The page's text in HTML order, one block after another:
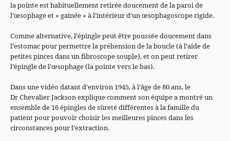
la pointe est habituellement retirée doucement de la paroi de
l’œsophage et « gainée » à l’intérieur d’un œsophagoscope rigide.
Comme alternative, l’épingle peut être poussée doucement dans
l’estomac pour permettre la préhension de la boucle (à l’aide de
petites pinces dans un fibroscope souple), et on peut retirer
l’épingle de l’œsophage (la pointe vers le bas).
Dans une vidéo datant d’environ 1945, à l’âge de 80 ans, le
Dr Chevalier Jackson explique comment son équipe a montré un
ensemble de 16 épingles de sûreté différentes à la famille du
patient pour pouvoir choisir les meilleures pinces dans les
circonstances pour l’extraction.